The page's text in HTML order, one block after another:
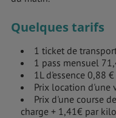
Quelques tarifs
1 ticket de
1 pass mensuel
1L d'essence 0,88 €
Prix location d'une
Prix d'une course
charge + 1,41€ par